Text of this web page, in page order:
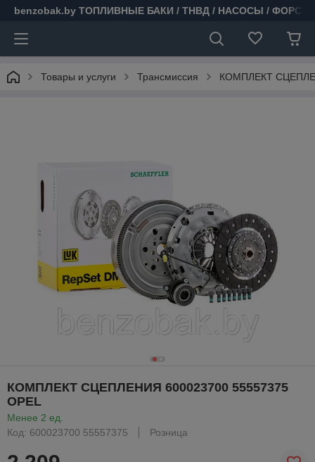
benzobak.by ТОПЛИВНЫЕ БАКИ / ТНВД / НАСОСЫ /
Товары и услуги Трансмиссия КОМПЛЕКТ
КОМПЛЕКТ СЦЕПЛЕНИЯ 600023700 55557375
OPEL
Менее 2 ед.
Код: 600023700 55557375
Розница